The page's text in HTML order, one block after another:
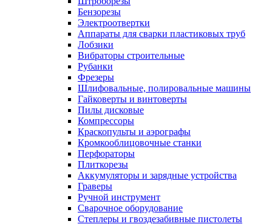
Бензорезы
Электроотвертки
Аппараты для сварки пластиковых труб
Лобзики
Вибраторы строительные
Рубанки
Фрезеры
Шлифовальные, полировальные машины
Гайковерты и винтоверты
Пилы дисковые
Компрессоры
Краскопульты и аэрографы
Кромкооблицовочные станки
Перфораторы
Плиткорезы
Аккумуляторы и зарядные устройства
Граверы
Ручной инструмент
Сварочное оборудование
Степлеры и гвоздезабивные пистолеты